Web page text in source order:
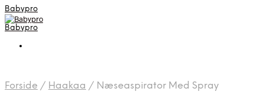
Babypro
Babypro
Forside / Haakaa / Næseaspirator Med Spray